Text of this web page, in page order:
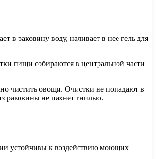
в раковину воду, наливает в нее гель для
пищи собираются в центральной части
чистить овощи. Очистки не попадают в
раковины не пахнет гнилью.
устойчивы к воздействию моющих